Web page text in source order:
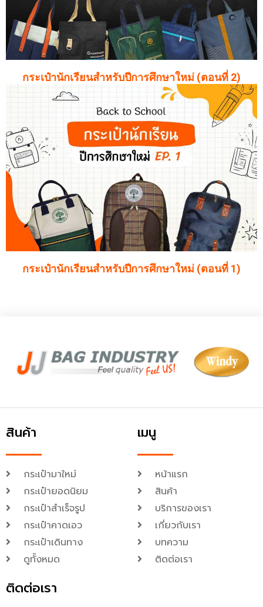
กระเป๋านักเรียนสำหรับปีการศึกษาใหม่ (ตอนที่ 2)
กระเป๋านักเรียนสำหรับปีการศึกษาใหม่ (ตอนที่ 1)
สินค้า
กระเป๋ามาใหม่
กระเป๋ายอดนิยม
กระเป๋าสำเร็จรูป
กระเป๋าคาดเอว
กระเป๋าเดินทาง
ดูทั้งหมด
เมนู
หน้าแรก
สินค้า
บริการของเรา
เกี่ยวกับเรา
บทความ
ติดต่อเรา
ติดต่อเรา